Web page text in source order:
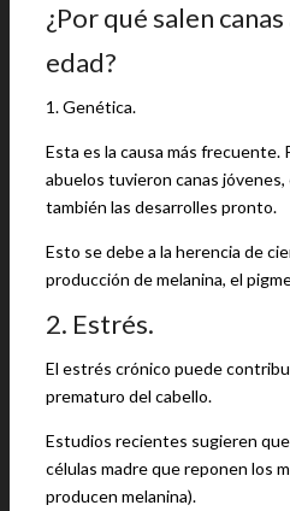
¿Por qué salen
edad?
1. Genética.
Esta es la causa más frecuente.
abuelos tuvieron canas
también las desarrolles pronto.
Esto se debe a la herencia de
producción de melanina, el
2. Estrés.
El estrés crónico puede
prematuro del cabello.
Estudios recientes sugieren
células madre que reponen los
producen melanina).